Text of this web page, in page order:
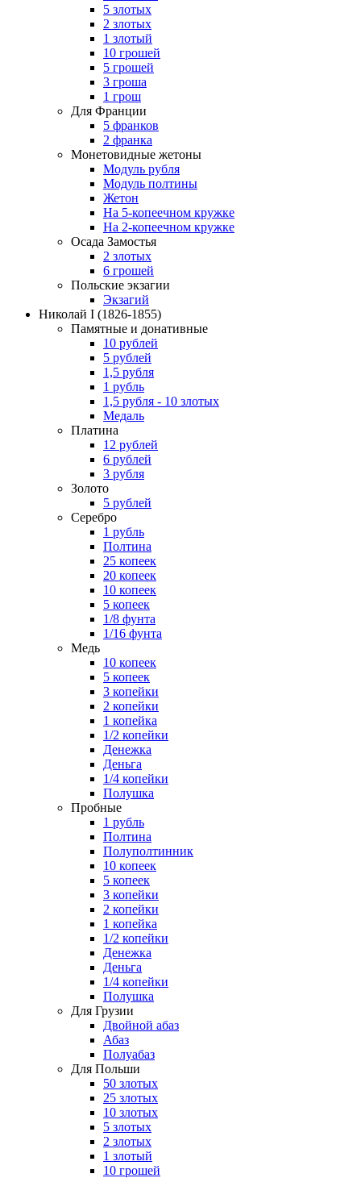
5 злотых
2 злотых
1 злотый
10 грошей
5 грошей
3 гроша
1 грош
Для Франции
5 франков
2 франка
Монетовидные жетоны
Модуль рубля
Модуль полтины
Жетон
На 5-копеечном кружке
На 2-копеечном кружке
Осада Замостья
2 злотых
6 грошей
Польские экзагии
Экзагий
Николай I (1826-1855)
Памятные и донативные
10 рублей
5 рублей
1,5 рубля
1 рубль
1,5 рубля - 10 злотых
Медаль
Платина
12 рублей
6 рублей
3 рубля
Золото
5 рублей
Серебро
1 рубль
Полтина
25 копеек
20 копеек
10 копеек
5 копеек
1/8 фунта
1/16 фунта
Медь
10 копеек
5 копеек
3 копейки
2 копейки
1 копейка
1/2 копейки
Денежка
Деньга
1/4 копейки
Полушка
Пробные
1 рубль
Полтина
Полуполтинник
10 копеек
5 копеек
3 копейки
2 копейки
1 копейка
1/2 копейки
Денежка
Деньга
1/4 копейки
Полушка
Для Грузии
Двойной абаз
Абаз
Полуабаз
Для Польши
50 злотых
25 злотых
10 злотых
5 злотых
2 злотых
1 злотый
10 грошей